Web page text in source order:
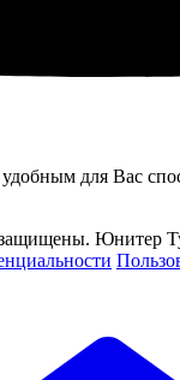
для Вас
Юнитер